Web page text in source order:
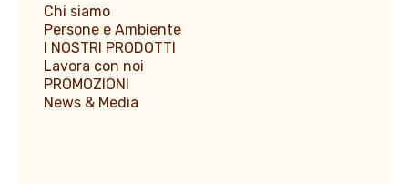
Chi siamo
Persone e Ambiente
I NOSTRI PRODOTTI
Lavora con noi
PROMOZIONI
News & Media